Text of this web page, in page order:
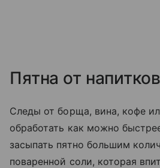
Пятна от
Следы от борща, вина, кофе
обработать как можно
засыпать пятно большим
поваренной соли, которая